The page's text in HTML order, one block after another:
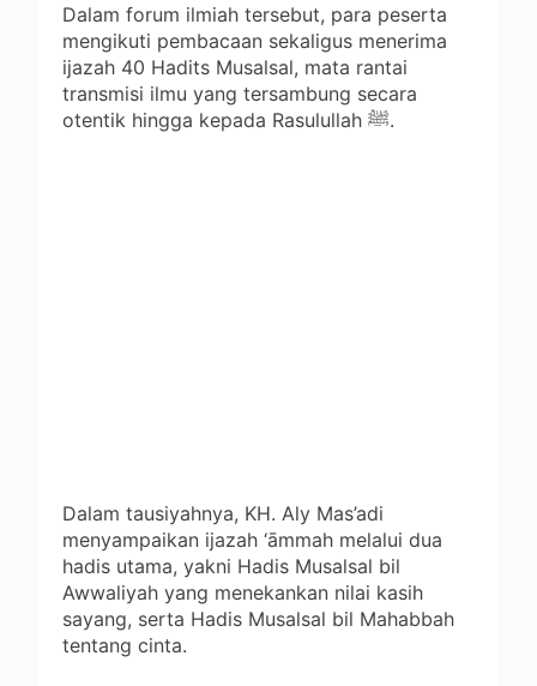
Dalam forum ilmiah tersebut, para peserta
mengikuti pembacaan sekaligus menerima
ijazah 40 Hadits Musalsal, mata rantai
transmisi ilmu yang tersambung secara
otentik hingga kepada Rasulullah ﷺ.
Dalam tausiyahnya, KH. Aly Mas’adi
menyampaikan ijazah ‘āmmah melalui dua
hadis utama, yakni Hadis Musalsal bil
Awwaliyah yang menekankan nilai kasih
sayang, serta Hadis Musalsal bil Mahabbah
tentang cinta.